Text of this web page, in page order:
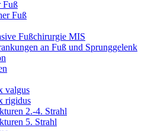
Fuß
Fuß
Fußchirurgie MIS
an Fuß und Sprunggelenk
valgus
rigidus
2.-4. Strahl
5. Strahl